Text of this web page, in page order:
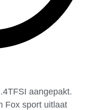
aangepakt.
Fox sport uitlaat